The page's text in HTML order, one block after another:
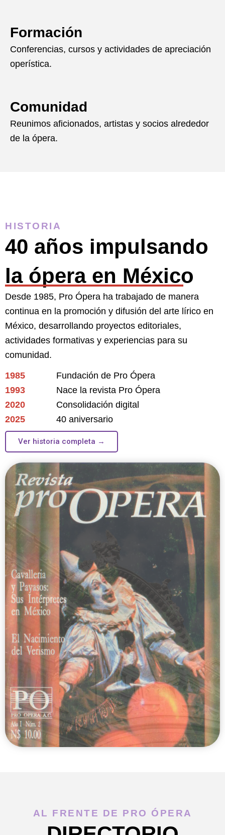
Formación
Conferencias, cursos y actividades de apreciación
operística.
Comunidad
Reunimos aficionados, artistas y socios alrededor
de la ópera.
HISTORIA
40 años impulsando
la ópera en México
Desde 1985, Pro Ópera ha trabajado de manera
continua en la promoción y difusión del arte lírico en
México, desarrollando proyectos editoriales,
actividades formativas y experiencias para su
comunidad.
1985
1993
2020
2025
Fundación de Pro Ópera
Nace la revista Pro Ópera
Consolidación digital
40 aniversario
Ver historia completa →
AL FRENTE DE PRO ÓPERA